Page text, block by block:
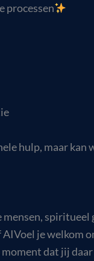
processen
hulp, maar
je welkom
dat jij